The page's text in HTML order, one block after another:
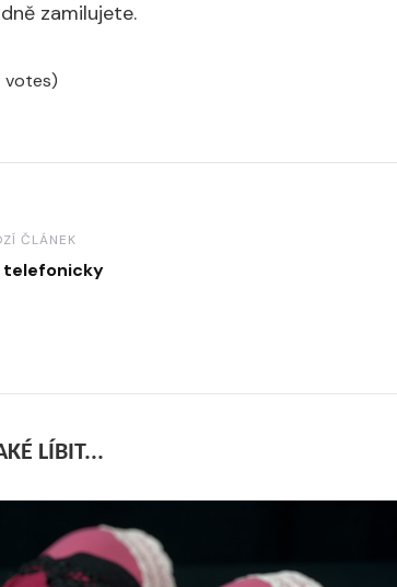
zamilujete.
ČLÁNEK
telefonicky
LÍBIT...